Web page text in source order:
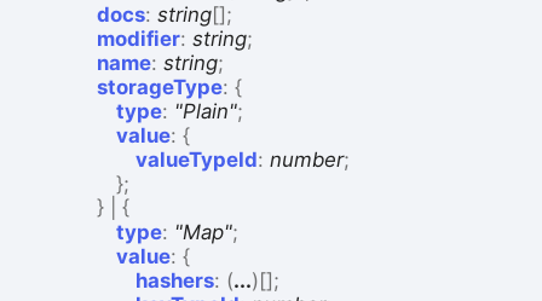
docs: string[];
modifier: string;
name: string;
storageType: {
type: "Plain";
value: {
valueTypeId: number;
};
}
{
type: "Map";
value: {
hashers: (...)[];